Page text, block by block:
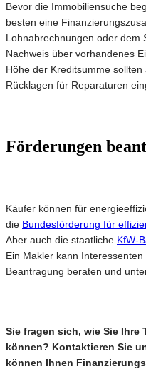
Bevor die Immobiliensuche
besten eine
Lohnabrechnungen oder dem
Nachweis über vorhandenes
Höhe der Kreditsumme
Rücklagen für Reparaturen
Förderungen
Käufer können für
die Bundesförderung für
Aber auch die staatliche KfW-
Ein Makler kann
Beantragung beraten und
Sie fragen sich, wie Sie Ihre
können? Kontaktieren Sie
können Ihnen